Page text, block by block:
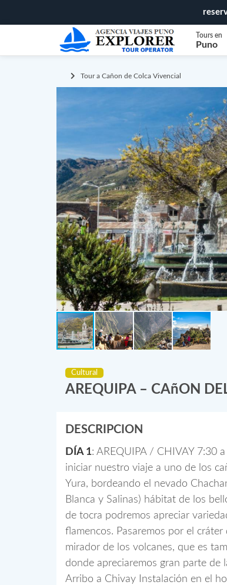
Tours en
Puno
Tour a Cañon de Colca Vivencial
Cultural
AREQUIPA – CAñON
DESCRIPCION
DÍA 1: AREQUIPA / CHIVAY 7:30
iniciar nuestro viaje a uno de los
Yura, bordeando el nevado
Blanca y Salinas) hábitat de los
de tocra podremos apreciar
flamencos. Pasaremos por el
mirador de los volcanes, que es
donde apreciaremos gran parte de
Arribo a Chivay Instalación en el